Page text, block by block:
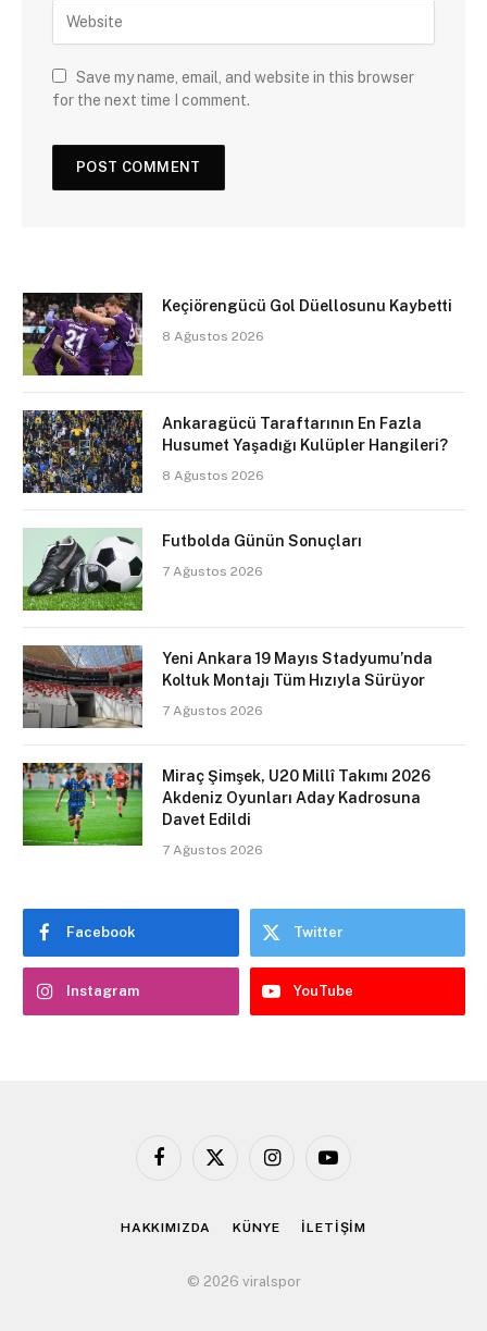
Save my name, email, and website in this browser
for the next time I comment.
Keçiörengücü Gol Düellosunu Kaybetti
8 Ağustos 2026
Ankaragücü Taraftarının En Fazla
Husumet Yaşadığı Kulüpler Hangileri?
8 Ağustos 2026
Futbolda Günün Sonuçları
7 Ağustos 2026
Yeni Ankara 19 Mayıs Stadyumu’nda
Koltuk Montajı Tüm Hızıyla Sürüyor
7 Ağustos 2026
Miraç Şimşek, U20 Millî Takımı 2026
Akdeniz Oyunları Aday Kadrosuna
Davet Edildi
7 Ağustos 2026
Facebook Twitter
Instagram YouTube
Facebook
X
InstagramYouTube
HAKKIMIZDA KÜNYE İLETİŞİM
© 2026 viralspor